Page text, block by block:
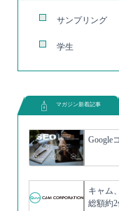
サンプリング
学生
マガジン新着記事
Google
キャム
総額約